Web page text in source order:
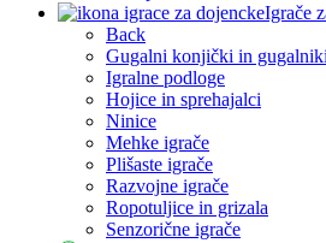
Igrače
Back
Gugalni konjički in gugalniki
Igralne podloge
Hojice in sprehajalci
Ninice
Mehke igrače
Plišaste igrače
Razvojne igrače
Ropotuljice in grizala
Senzorične igrače